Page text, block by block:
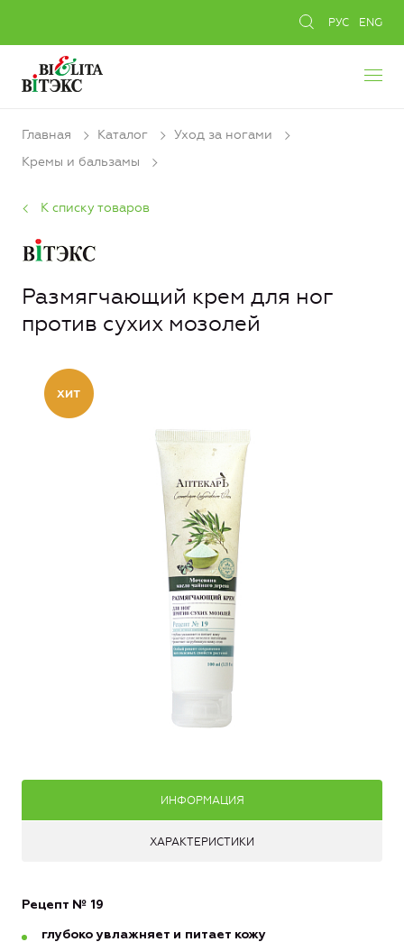
РУС ENG
Главная Каталог
Уход за ногами
Кремы и бальзамы
К списку товаров
Размягчающий крем для ног
против сухих мозолей
ИНФОРМАЦИЯ
ХАРАКТЕРИСТИКИ
Рецепт № 19
глубоко увлажняет и питает кожу